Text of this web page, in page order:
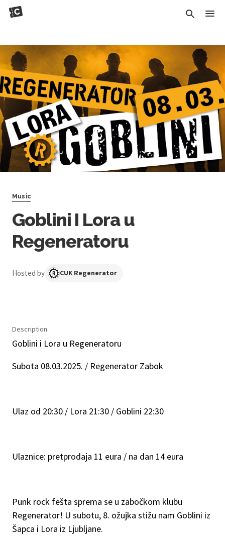
Music
Goblini I Lora u
Regeneratoru
Hosted by CUK Regenerator
Description
Goblini i Lora u Regeneratoru
Subota 08.03.2025. / Regenerator Zabok
Ulaz od 20:30 / Lora 21:30 / Goblini 22:30
Ulaznice: pretprodaja 11 eura / na dan 14 eura
Punk rock fešta sprema se u zabočkom klubu
Regenerator! U subotu, 8. ožujka stižu nam Goblini iz
Šapca i Lora iz Ljubljane.